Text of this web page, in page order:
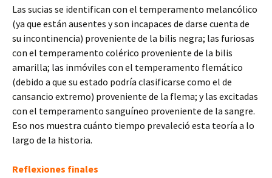
Las sucias se identifican con el temperamento melancólico
(ya que están ausentes y son incapaces de darse cuenta de
su incontinencia) proveniente de la bilis negra; las furiosas
con el temperamento colérico proveniente de la bilis
amarilla; las inmóviles con el temperamento flemático
(debido a que su estado podría clasificarse como el de
cansancio extremo) proveniente de la flema; y las excitadas
con el temperamento sanguíneo proveniente de la sangre.
Eso nos muestra cuánto tiempo prevaleció esta teoría a lo
largo de la historia.
Reflexiones finales